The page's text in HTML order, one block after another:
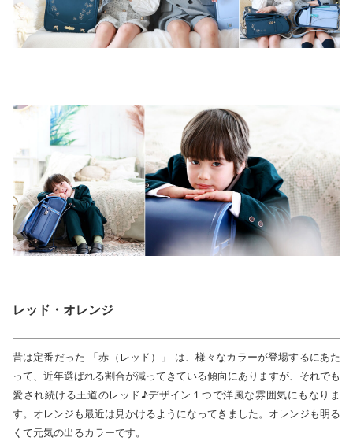
レッド・オレンジ
昔は定番だった 「赤（レッド）」 は、様々なカラーが登場するにあた
って、近年選ばれる割合が減ってきている傾向にありますが、それでも
愛され続ける王道のレッド♪デザイン１つで洋風な雰囲気にもなりま
す。オレンジも最近は見かけるようになってきました。オレンジも明る
くて元気の出るカラーです。